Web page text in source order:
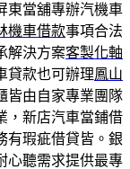
東當舖專辦汽機車
機車借款事項合法
解決方案客製化軸
貸款也可辦理鳳山
皆由自家專業團隊
，新店汽車當鋪借
有瑕疵借貸皆。銀
心聽需求提供最專